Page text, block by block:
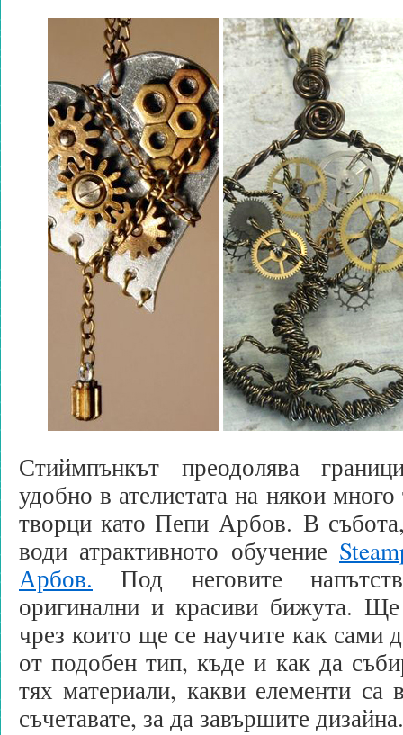
Стиймпънкът преодолява
удобно в ателиетата на някои
творци като Пепи Арбов. В
води атрактивното обучение
Арбов. Под неговите
оригинални и красиви бижута. Ще
чрез които ще се научите как сами
от подобен тип, къде и как да
тях материали, какви елементи
съчетавате, за да завършите дизайна.